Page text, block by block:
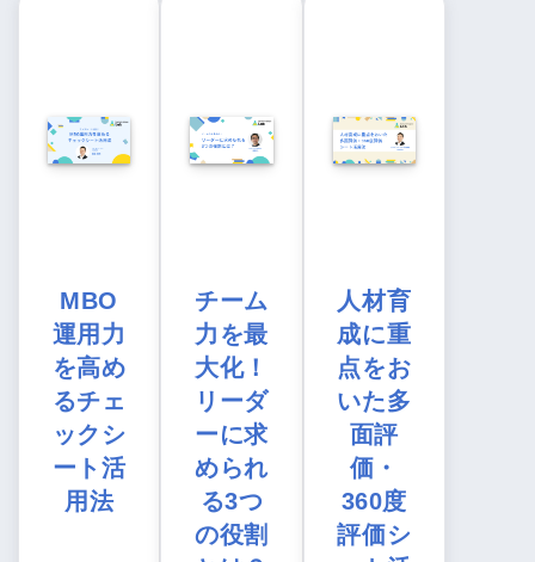
MBO
運用力
を高め
るチェ
ックシ
ート活
用法
チーム
力を最
大化！
リーダ
ーに求
められ
る3つ
の役割
人材育
成に重
点をお
いた多
面評
価・
360度
評価シ